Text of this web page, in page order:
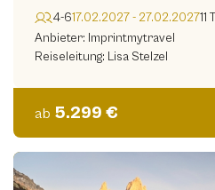
travel-to-nature (0)
wild-life-culture tours
Aiko Sukdolak (0)
4-617.02.2027 - 27.02.202711
Anbieter: Imprintmytravel
Reiseleitung: Lisa Stelzel
ab 5.299 €